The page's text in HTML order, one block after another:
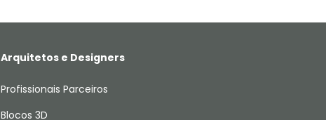
Arquitetos e Designers
Profissionais Parceiros
Blocos 3D